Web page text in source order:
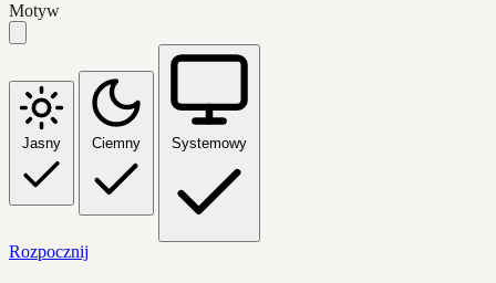
Motyw
Jasny Ciemny Systemowy
Rozpocznij